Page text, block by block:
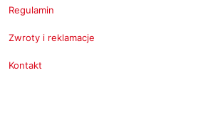
Regulamin
Zwroty i reklamacje
Kontakt